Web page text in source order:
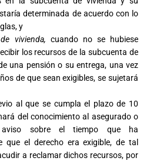
determinada de acuerdo con lo
y
vivienda, cuando no se hubiese
los recursos de la subcuenta de
una pensión o su entrega, una vez
de que sean exigibles, se sujetará
al que se cumpla el plazo de 10
del conocimiento al asegurado o
aviso sobre el tiempo que ha
que el derecho era exigible, de tal
a reclamar dichos recursos, por